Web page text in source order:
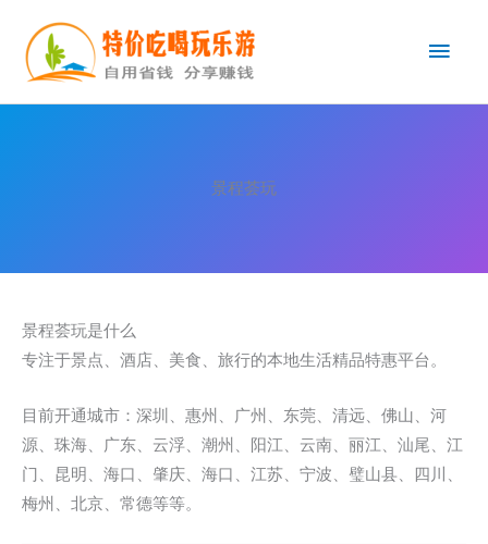
容
主
菜
景程荟玩
景程荟玩是什么
专注于景点、酒店、美食、旅行的本地生活精品特惠平台。
目前开通城市：深圳、惠州、广州、东莞、清远、佛山、河
源、珠海、广东、云浮、潮州、阳江、云南、丽江、汕尾、江
门、昆明、海口、肇庆、海口、江苏、宁波、璧山县、四川、
梅州、北京、常德等等。